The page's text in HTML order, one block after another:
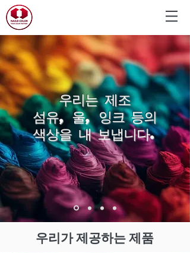
우리는 제조
섬유, 울, 잉크 등의
색상을 내 보냅니다.
우리가 제공하는 제품